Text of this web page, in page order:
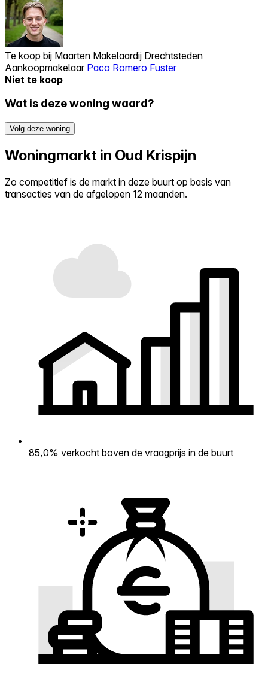
Te koop bij Maarten Makelaardij Drechtsteden
Aankoopmakelaar Paco Romero Fuster
Niet te koop
Wat is deze woning waard?
Volg deze woning
Woningmarkt in Oud Krispijn
Zo competitief is de markt in deze buurt op basis van
transacties van de afgelopen 12 maanden.
85,0% verkocht boven de vraagprijs in de buurt